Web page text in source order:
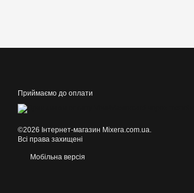
Приймаємо до оплати
©2026 Інтернет-магазин Mixera.com.ua.
Всі права захищені
Мобільна версія